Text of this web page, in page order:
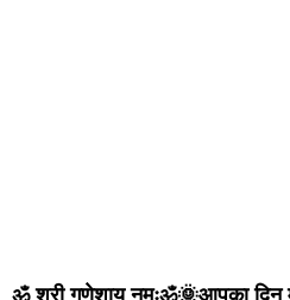
ॐ श्री गणेशाय नमःॐ🌞आपका